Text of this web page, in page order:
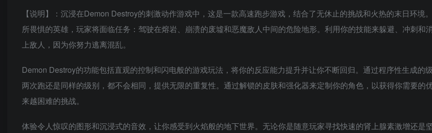
【说明】：沉浸在Demon Destroy的刺激动作游戏中，这是一款高速跑步游戏，结合了无休止的挑战和火热的末日环境
所畏惧的英雄，玩家将面临任务：驾驶在熔岩、崩溃的废墟和恶魔敌人中间的危险地形。利用你的技能来躲避、冲刺和
上敌人，因为你努力逃离混乱。
Demon Destroy的功能包括直观的控制和闪电般的游戏玩法，将你的反应能力提升并让你不断回归。通过程序性生成的
两次跑还是同样的级别，都不会相同，提供无限的重复性。通过解锁的皮肤和强化器来定制你的角色，以获得你需要的
来越困难的挑战。
体验令人惊叹的图形和沉浸式的音效，让你感受到火焰般的地下世界。无论你是随意玩家寻找快速的肾上腺素激增还是